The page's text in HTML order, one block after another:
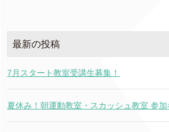
最新の投稿
7月スタート教室受講生募集！
夏休み！朝運動教室・スカッシュ教室 参加